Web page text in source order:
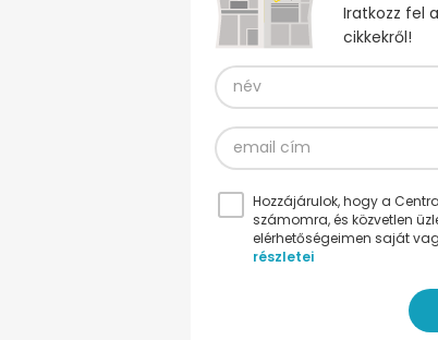
Iratkozz fel
cikkekről!
Hozzájárulok, hogy a
számomra, és közvetlen
elérhetőségeimen saját
részletei